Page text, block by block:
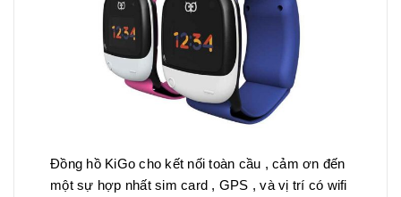
Đồng hồ KiGo cho kết nối toàn cầu , cảm ơn đến
một sự hợp nhất sim card , GPS , và vị trí có wifi